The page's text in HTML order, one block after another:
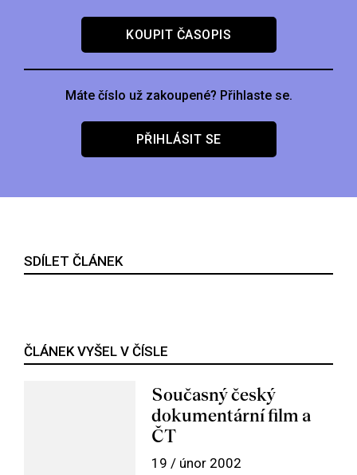
KOUPIT ČASOPIS
Máte číslo už zakoupené? Přihlaste se.
PŘIHLÁSIT SE
SDÍLET ČLÁNEK
ČLÁNEK VYŠEL V ČÍSLE
Současný český
dokumentární film a
ČT
19 / únor 2002